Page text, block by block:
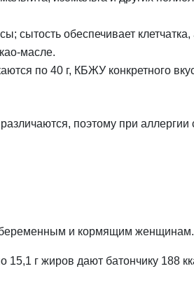
сытость обеспечивает
масле.
по 40 г, КБЖУ конкретного
поэтому при аллергии
беременным и кормящим женщинам.
15,1 г жиров дают батончику 188